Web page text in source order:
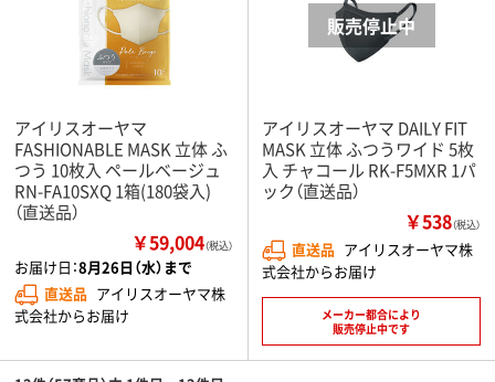
アイリスオーヤマ
FASHIONABLE MASK 立体 ふ
つう 10枚入 ペールベージュ
RN-FA10SXQ 1箱(180袋入)
（直送品）
￥59,004（税込）
お届け日：8月26日（水）まで
直送品 アイリスオーヤマ株
式会社からお届け
アイリスオーヤマ DAILY FIT
MASK 立体 ふつうワイド 5枚
入 チャコール RK-F5MXR 1パ
ック（直送品）
￥538（税込）
直送品 アイリスオーヤマ株
式会社からお届け
メーカー都合により
販売停止中です